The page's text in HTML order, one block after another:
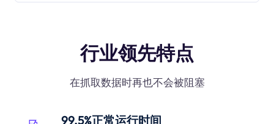
行业领先特点
在抓取数据时再也不会被阻塞
99.5%正常运行时间